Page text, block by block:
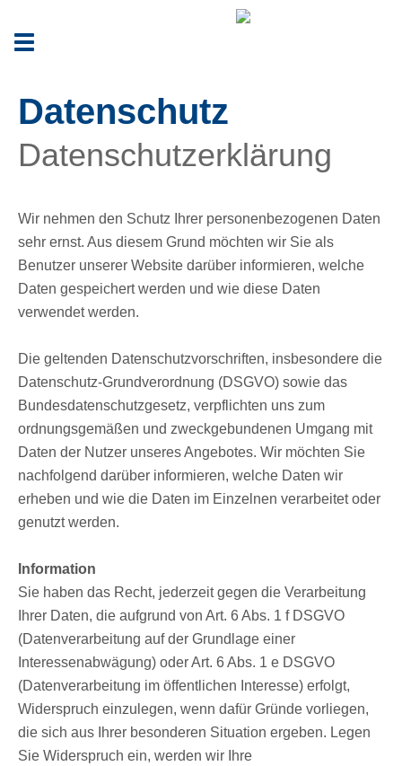
Toggle
Datenschutz
Datenschutzerklärung
Wir nehmen den Schutz Ihrer personenbezogenen Daten
sehr ernst. Aus diesem Grund möchten wir Sie als
Benutzer unserer Website darüber informieren, welche
Daten gespeichert werden und wie diese Daten
verwendet werden.
Die geltenden Datenschutzvorschriften, insbesondere die
Datenschutz-Grundverordnung (DSGVO) sowie das
Bundesdatenschutzgesetz, verpflichten uns zum
ordnungsgemäßen und zweckgebundenen Umgang mit
Daten der Nutzer unseres Angebotes. Wir möchten Sie
nachfolgend darüber informieren, welche Daten wir
erheben und wie die Daten im Einzelnen verarbeitet oder
genutzt werden.
Information
Sie haben das Recht, jederzeit gegen die Verarbeitung
Ihrer Daten, die aufgrund von Art. 6 Abs. 1 f DSGVO
(Datenverarbeitung auf der Grundlage einer
Interessenabwägung) oder Art. 6 Abs. 1 e DSGVO
(Datenverarbeitung im öffentlichen Interesse) erfolgt,
Widerspruch einzulegen, wenn dafür Gründe vorliegen,
die sich aus Ihrer besonderen Situation ergeben. Legen
Sie Widerspruch ein, werden wir Ihre